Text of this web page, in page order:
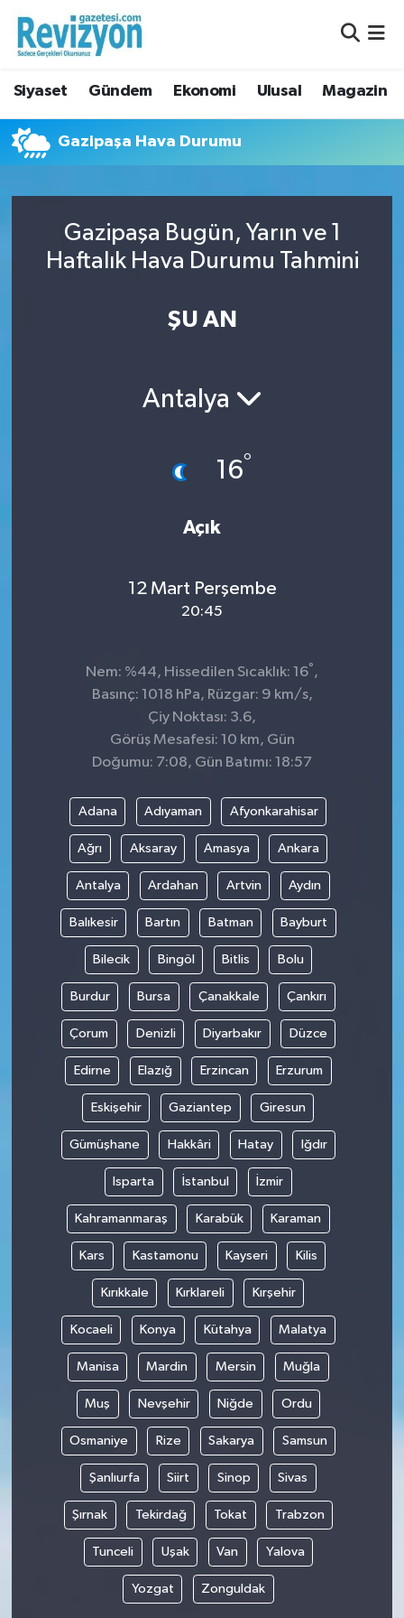
Siyaset Gündem Ekonomi Ulusal Magazin
Gazipaşa Hava Durumu
Gazipaşa Bugün, Yarın ve 1
Haftalık Hava Durumu Tahmini
ŞU AN
Antalya
16°
Açık
12 Mart Perşembe
20:45
Nem: %44, Hissedilen Sıcaklık: 16° ,
Basınç: 1018 hPa, Rüzgar: 9 km/s,
Çiy Noktası: 3.6,
Görüş Mesafesi: 10 km, Gün
Doğumu: 7:08, Gün Batımı: 18:57
Adana Adıyaman Afyonkarahisar
Ağrı Aksaray Amasya Ankara
Antalya Ardahan Artvin Aydın
Balıkesir Bartın Batman Bayburt
Bilecik Bingöl Bitlis Bolu
Burdur Bursa Çanakkale Çankırı
Çorum Denizli Diyarbakır Düzce
Edirne Elazığ Erzincan Erzurum
Eskişehir Gaziantep Giresun
Gümüşhane Hakkâri Hatay Iğdır
Isparta İstanbul İzmir
Kahramanmaraş Karabük Karaman
Kars Kastamonu Kayseri Kilis
Kırıkkale Kırklareli Kırşehir
Kocaeli Konya Kütahya Malatya
Manisa Mardin Mersin Muğla
Muş Nevşehir Niğde Ordu
Osmaniye Rize Sakarya Samsun
Şanlıurfa Siirt Sinop Sivas
Şırnak Tekirdağ Tokat Trabzon
Tunceli Uşak Van Yalova
Yozgat Zonguldak
Süper Lig Puan Durumu ve Fikstür